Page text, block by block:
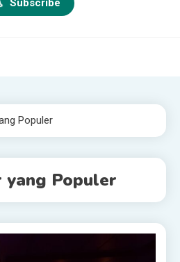
Subscribe
Populer
yang Populer